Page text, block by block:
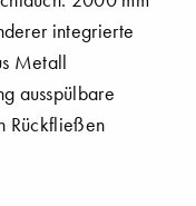
integrierte
Metall
ausspülbare
Rückfließen